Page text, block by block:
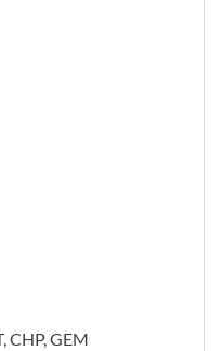
CHP, GEM